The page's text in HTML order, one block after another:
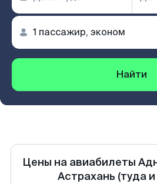
Найти
Цены на авиабилеты
Астрахань (туда